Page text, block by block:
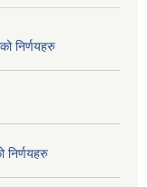
निर्णयहरु
निर्णयहरु